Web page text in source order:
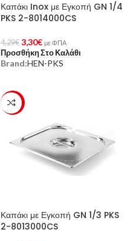
Καπάκι Inox με Εγκοπή GN 1/4
PKS 2-8014000CS
4,29€ 3,30€ με ΦΠΑ
Προσθήκη Στο Καλάθι
Brand:HEN-PKS
-20%
Καπάκι με Εγκοπή GN 1/3 PKS
2-8013000CS